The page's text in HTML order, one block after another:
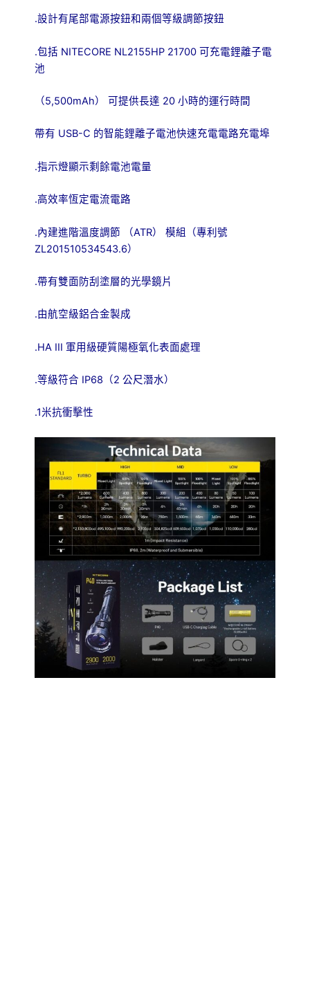
.設計有尾部電源按鈕和兩個等級調節按鈕
.包括 NITECORE NL2155HP 21700 可充電鋰離子電
池
（5,500mAh） 可提供長達 20 小時的運行時間
帶有 USB-C 的智能鋰離子電池快速充電電路充電埠
.指示燈顯示剩餘電池電量
.高效率恆定電流電路
.內建進階溫度調節 （ATR） 模組（專利號
ZL201510534543.6）
.帶有雙面防刮塗層的光學鏡片
.由航空級鋁合金製成
.HA III 軍用級硬質陽極氧化表面處理
.等級符合 IP68 （2 公尺潛水）
.1米抗衝擊性